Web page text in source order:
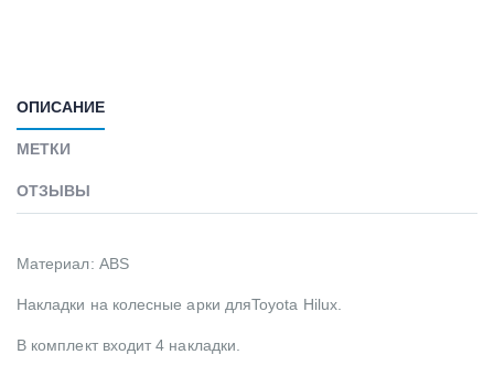
ОПИСАНИЕ
МЕТКИ
ОТЗЫВЫ
Материал: ABS
Накладки на колесные арки дляToyota Hilux.
В комплект входит 4 накладки.